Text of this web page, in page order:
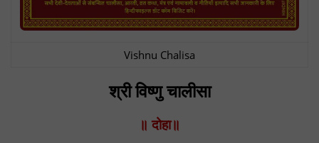
Vishnu Chalisa
श्री विष्णु चालीसा
॥ दोहा॥